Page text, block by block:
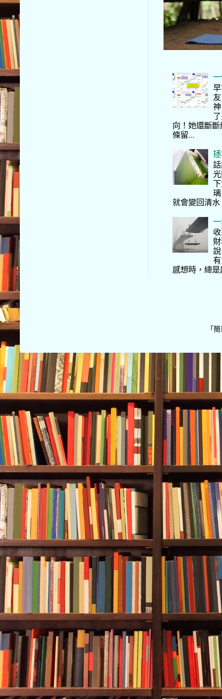
向！她還斷
條留...
就會變回清
感想時，總
「